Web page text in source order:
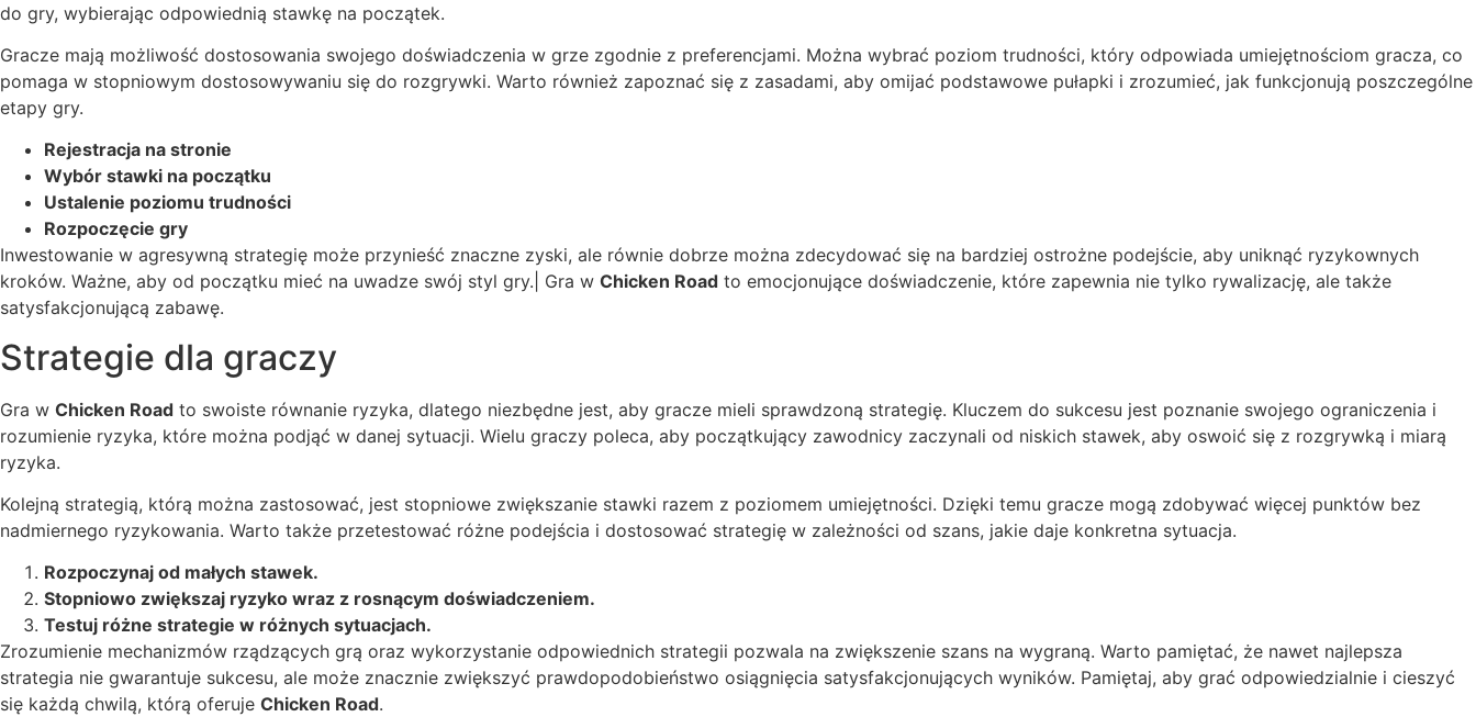
do gry, wybierając odpowiednią stawkę na początek.
Gracze mają możliwość dostosowania swojego doświadczenia w grze zgodnie z preferencjami. Można wybrać poziom trudności, który odpowiada umiejętnościom gracza, co
pomaga w stopniowym dostosowywaniu się do rozgrywki. Warto również zapoznać się z zasadami, aby omijać podstawowe pułapki i zrozumieć, jak funkcjonują poszczególne
etapy gry.
Rejestracja na stronie
Wybór stawki na początku
Ustalenie poziomu trudności
Rozpoczęcie gry
Inwestowanie w agresywną strategię może przynieść znaczne zyski, ale równie dobrze można zdecydować się na bardziej ostrożne podejście, aby uniknąć ryzykownych
kroków. Ważne, aby od początku mieć na uwadze swój styl gry.| Gra w Chicken Road to emocjonujące doświadczenie, które zapewnia nie tylko rywalizację, ale także
satysfakcjonującą zabawę.
Strategie dla graczy
Gra w Chicken Road to swoiste równanie ryzyka, dlatego niezbędne jest, aby gracze mieli sprawdzoną strategię. Kluczem do sukcesu jest poznanie swojego ograniczenia i
rozumienie ryzyka, które można podjąć w danej sytuacji. Wielu graczy poleca, aby początkujący zawodnicy zaczynali od niskich stawek, aby oswoić się z rozgrywką i miarą
ryzyka.
Kolejną strategią, którą można zastosować, jest stopniowe zwiększanie stawki razem z poziomem umiejętności. Dzięki temu gracze mogą zdobywać więcej punktów bez
nadmiernego ryzykowania. Warto także przetestować różne podejścia i dostosować strategię w zależności od szans, jakie daje konkretna sytuacja.
Rozpoczynaj od małych stawek.
Stopniowo zwiększaj ryzyko wraz z rosnącym doświadczeniem.
Testuj różne strategie w różnych sytuacjach.
Zrozumienie mechanizmów rządzących grą oraz wykorzystanie odpowiednich strategii pozwala na zwiększenie szans na wygraną. Warto pamiętać, że nawet najlepsza
strategia nie gwarantuje sukcesu, ale może znacznie zwiększyć prawdopodobieństwo osiągnięcia satysfakcjonujących wyników. Pamiętaj, aby grać odpowiedzialnie i cieszyć
się każdą chwilą, którą oferuje Chicken Road.